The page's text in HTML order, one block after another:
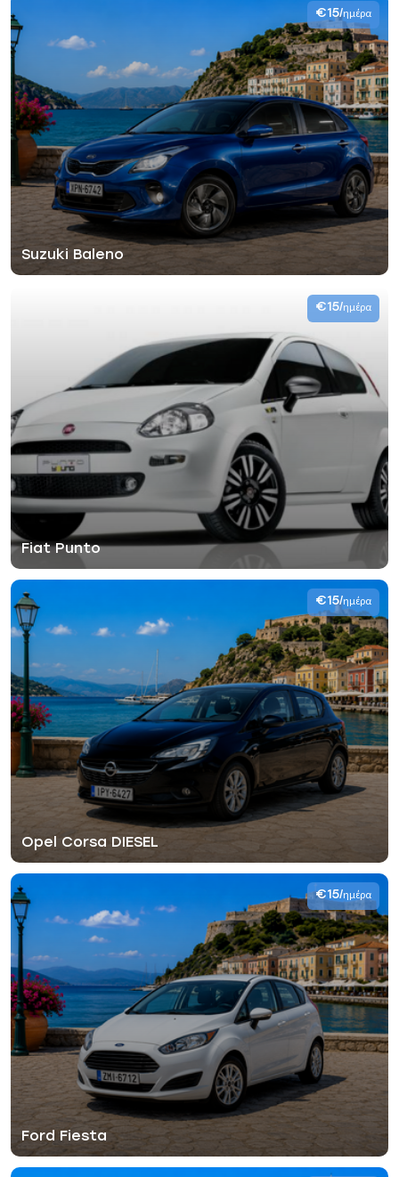
Suzuki Baleno
€15/ημέρα
Fiat Punto
€15/ημέρα
Opel Corsa DIESEL
€15/ημέρα
Ford Fiesta
€15/ημέρα